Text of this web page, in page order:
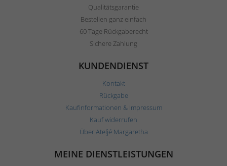
Qualitätsgarantie
Bestellen ganz einfach
60 Tage Rückgaberecht
Sichere Zahlung
KUNDENDIENST
Kontakt
Rückgabe
Kaufinformationen & Impressum
Kauf widerrufen
Über Ateljé Margaretha
MEINE DIENSTLEISTUNGEN